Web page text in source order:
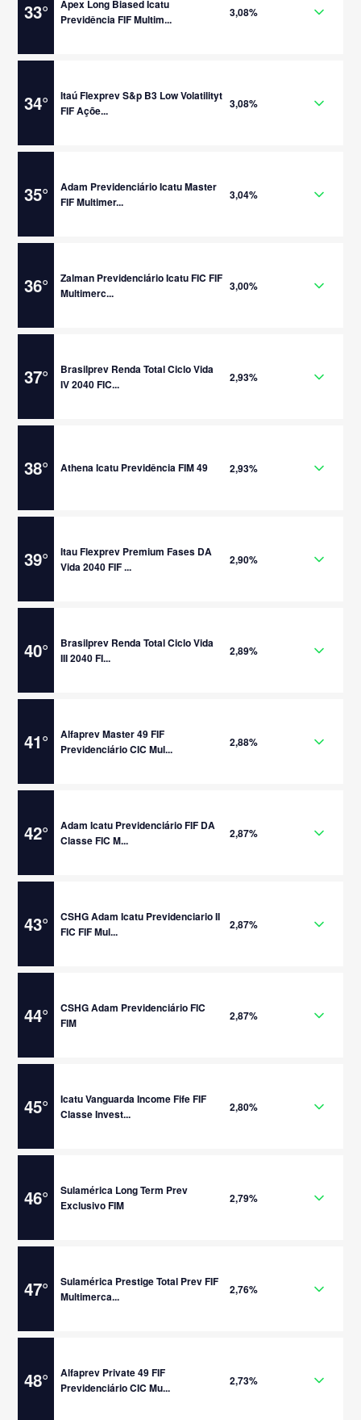
33°
Apex Long Biased Icatu
Previdência FIF Multim...
3,08%
34°
Itaú Flexprev S&p B3 Low Volatilityt
FIF Açõe...
3,08%
35°
Adam Previdenciário Icatu Master
FIF Multimer...
3,04%
36°
Zalman Previdenciário Icatu FIC FIF
Multimerc...
3,00%
37°
Brasilprev Renda Total Ciclo Vida
IV 2040 FIC...
2,93%
38° Athena Icatu Previdência FIM 49 2,93%
39°
Itau Flexprev Premium Fases DA
Vida 2040 FIF ...
2,90%
40°
Brasilprev Renda Total Ciclo Vida
III 2040 FI...
2,89%
41°
Alfaprev Master 49 FIF
Previdenciário CIC Mul...
2,88%
42°
Adam Icatu Previdenciário FIF DA
Classe FIC M...
2,87%
43°
CSHG Adam Icatu Previdenciario II
FIC FIF Mul...
2,87%
44°
CSHG Adam Previdenciário FIC
FIM
2,87%
45°
Icatu Vanguarda Income Fife FIF
Classe Invest...
2,80%
46°
Sulamérica Long Term Prev
Exclusivo FIM
2,79%
47°
Sulamérica Prestige Total Prev FIF
Multimerca...
2,76%
48°
Alfaprev Private 49 FIF
Previdenciário CIC Mu...
2,73%